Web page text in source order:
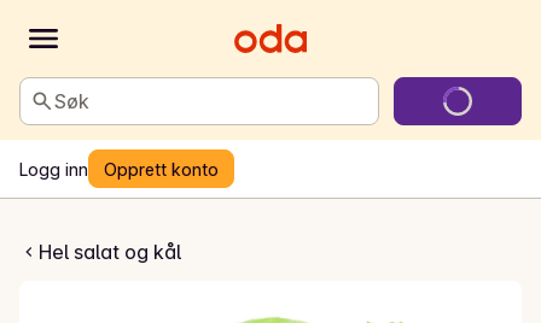
Søk
Logg inn Opprett konto
Hel salat og kål
Isbergsalat